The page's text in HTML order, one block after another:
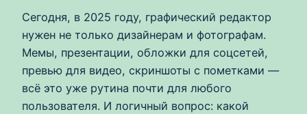
Сегодня, в 2025 году, графический редактор
нужен не только дизайнерам и фотографам.
Мемы, презентации, обложки для соцсетей,
превью для видео, скриншоты с пометками —
всё это уже рутина почти для любого
пользователя. И логичный вопрос: какой